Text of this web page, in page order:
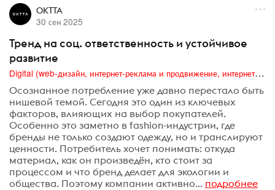
OKTTA
30 сен 2025
Тренд на соц. ответственность и устойчивое
развитие
Digital (web-дизайн, интернет-реклама и продвижение, интернет-сообщества и блоги, интернет-коммуникации, мобильный маркетинг, реклама на цифровых экранах)
Осознанное потребление уже давно перестало быть
нишевой темой. Сегодня это один из ключевых
факторов, влияющих на выбор покупателей.
Особенно это заметно в fashion-индустрии, где
бренды не только создают одежду, но и транслируют
ценности. Потребитель хочет понимать: откуда
материал, как он произведён, кто стоит за
процессом и что бренд делает для экологии и
общества. Поэтому компании активно... подробнее